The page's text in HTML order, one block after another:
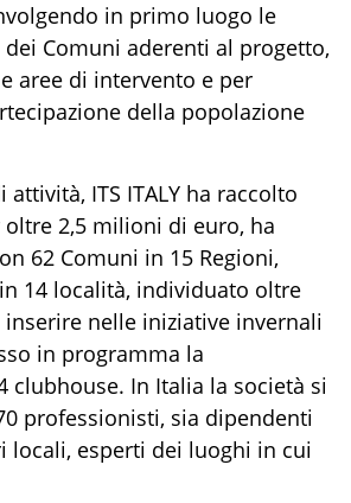
in primo luogo le
Comuni aderenti al progetto,
aree di intervento e per
della popolazione
ITS ITALY ha raccolto
2,5 milioni di euro, ha
62 Comuni in 15 Regioni,
14 località, individuato oltre
nelle iniziative invernali
in programma la
clubhouse. In Italia la società si
professionisti, sia dipendenti
locali, esperti dei luoghi in cui